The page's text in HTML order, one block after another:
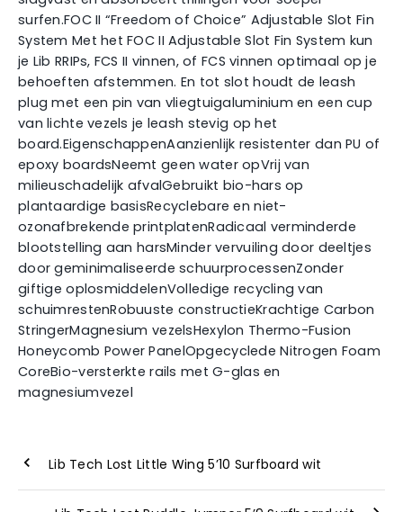
surfen.FOC II “Freedom of Choice” Adjustable Slot Fin
System Met het FOC II Adjustable Slot Fin System kun
je Lib RRIPs, FCS II vinnen, of FCS vinnen optimaal op je
behoeften afstemmen. En tot slot houdt de leash
plug met een pin van vliegtuigaluminium en een cup
van lichte vezels je leash stevig op het
board.EigenschappenAanzienlijk resistenter dan PU of
epoxy boardsNeemt geen water opVrij van
milieuschadelijk afvalGebruikt bio-hars op
plantaardige basisRecyclebare en niet-
ozonafbrekende printplatenRadicaal verminderde
blootstelling aan harsMinder vervuiling door deeltjes
door geminimaliseerde schuurprocessenZonder
giftige oplosmiddelenVolledige recycling van
schuimrestenRobuuste constructieKrachtige Carbon
StringerMagnesium vezelsHexylon Thermo-Fusion
Honeycomb Power PanelOpgecyclede Nitrogen Foam
CoreBio-versterkte rails met G-glas en
magnesiumvezel
Lib Tech Lost Little Wing 5’10 Surfboard wit